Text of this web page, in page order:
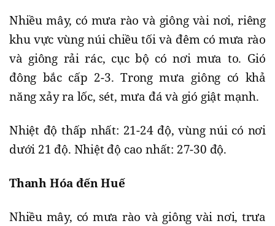
Nhiều mây, có mưa rào và giông vài nơi, riêng
khu vực vùng núi chiều tối và đêm có mưa rào
và giông rải rác, cục bộ có nơi mưa to. Gió
đông bắc cấp 2-3. Trong mưa giông có khả
năng xảy ra lốc, sét, mưa đá và gió giật mạnh.
Nhiệt độ thấp nhất: 21-24 độ, vùng núi có nơi
dưới 21 độ. Nhiệt độ cao nhất: 27-30 độ.
Thanh Hóa đến Huế
Nhiều mây, có mưa rào và giông vài nơi, trưa